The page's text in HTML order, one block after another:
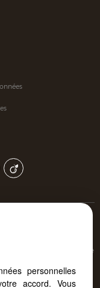
permanent, depuis
notre site s'adapte
personnelles
accord. Vous